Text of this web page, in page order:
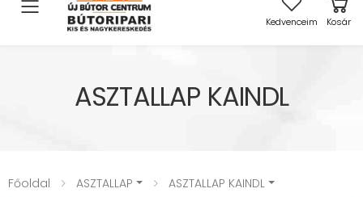
Toggle mobile menu Kedvenceim Kosár
ASZTALLAP KAINDL
Főoldal ASZTALLAP ASZTALLAP KAINDL